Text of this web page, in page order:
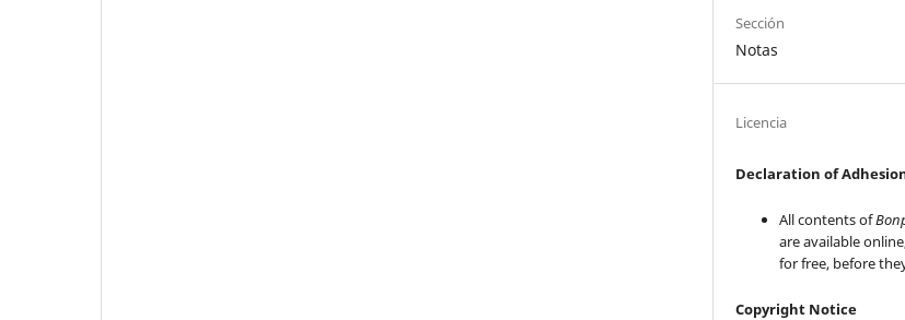
Sección
Notas
Licencia
Declaration of
All contents of
are available
for free, before
Copyright Notice